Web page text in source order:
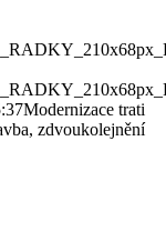
Modernizace trati
zdvoukolejnění